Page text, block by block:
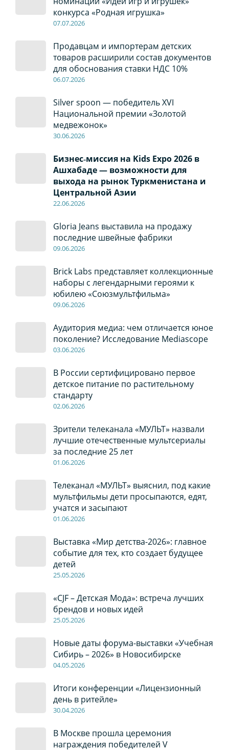
конкурса «Родная игрушка»
07.07.2026
Продавцам и импортерам детских
товаров расширили состав документов
для обоснования ставки НДС 10%
06.07.2026
Silver spoon — победитель XVI
Национальной премии «Золотой
медвежонок»
30.06.2026
Бизнес‑миссия на Kids Expo 2026 в
Ашхабаде — возможности для
выхода на рынок Туркменистана и
Центральной Азии
22.06.2026
Gloria Jeans выставила на продажу
последние швейные фабрики
09.06.2026
Brick Labs представляет коллекционные
наборы с легендарными героями к
юбилею «Союзмультфильма»
09.06.2026
Аудитория медиа: чем отличается юное
поколение? Исследование Mediascope
03.06.2026
В России сертифицировано первое
детское питание по растительному
стандарту
02.06.2026
Зрители телеканала «МУЛЬТ» назвали
лучшие отечественные мультсериалы
за последние 25 лет
01.06.2026
Телеканал «МУЛЬТ» выяснил, под какие
мультфильмы дети просыпаются, едят,
учатся и засыпают
01.06.2026
Выставка «Мир детства-2026»: главное
событие для тех, кто создает будущее
детей
25.05.2026
«CJF – Детская Мода»: встреча лучших
брендов и новых идей
25.05.2026
Новые даты форума-выставки «Учебная
Сибирь – 2026» в Новосибирске
04.05.2026
Итоги конференции «Лицензионный
день в ритейле»
30.04.2026
В Москве прошла церемония
награждения победителей V